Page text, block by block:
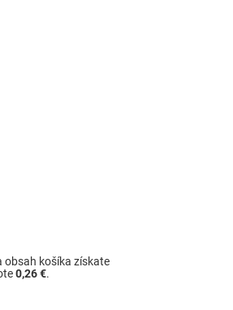
obsah košíka získate
0,26 €.